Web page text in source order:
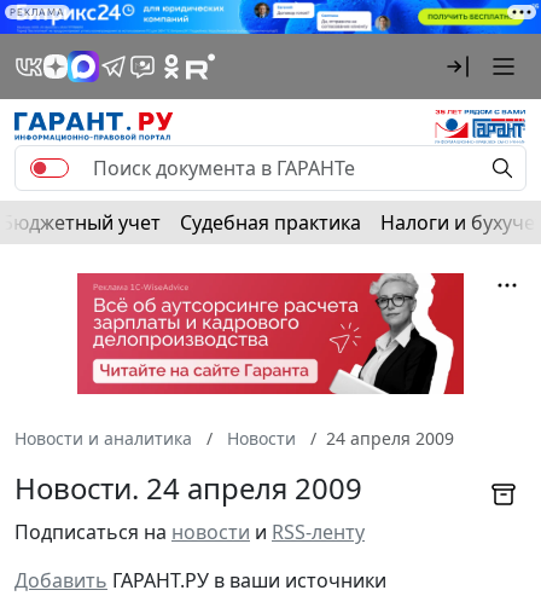
РЕКЛАМА
Бюджетный учет Судебная практика Налоги и
Новости и аналитика Новости 24 апреля 2009
Новости. 24 апреля 2009
Подписаться на новости и RSS-ленту
Добавить ГАРАНТ.РУ в ваши источники